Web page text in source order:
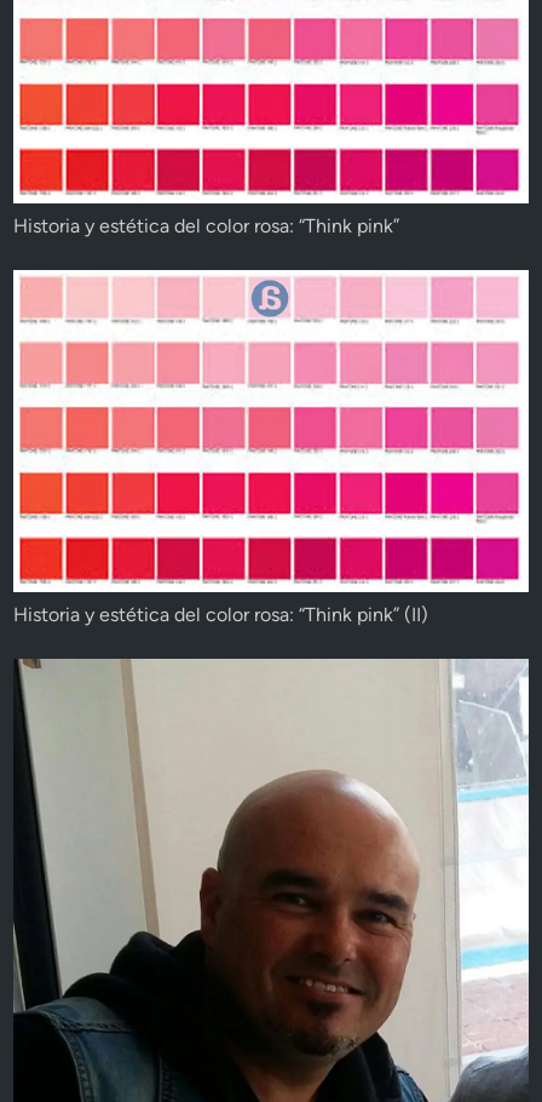
Historia y estética del color rosa: “Think pink”
Historia y estética del color rosa: “Think pink” (II)